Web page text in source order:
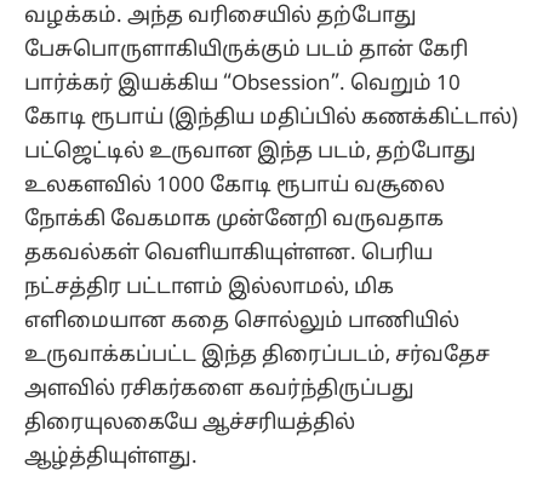
வழக்கம். அந்த வரிசையில் தற்போது
பேசுபொருளாகியிருக்கும் படம் தான் கேரி
பார்க்கர் இயக்கிய “Obsession”. வெறும் 10
கோடி ரூபாய் (இந்திய மதிப்பில் கணக்கிட்டால்)
பட்ஜெட்டில் உருவான இந்த படம், தற்போது
உலகளவில் 1000 கோடி ரூபாய் வசூலை
நோக்கி வேகமாக முன்னேறி வருவதாக
தகவல்கள் வெளியாகியுள்ளன. பெரிய
நட்சத்திர பட்டாளம் இல்லாமல், மிக
எளிமையான கதை சொல்லும் பாணியில்
உருவாக்கப்பட்ட இந்த திரைப்படம், சர்வதேச
அளவில் ரசிகர்களை கவர்ந்திருப்பது
திரையுலகையே ஆச்சரியத்தில்
ஆழ்த்தியுள்ளது.